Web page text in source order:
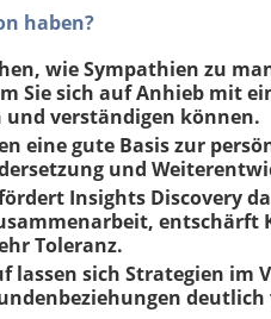
haben?
wie Sympathien zu
Sie sich auf Anhieb mit
und verständigen können.
eine gute Basis zur
und
Insights Discovery
Toleranz.
lassen sich Strategien im
deutlich